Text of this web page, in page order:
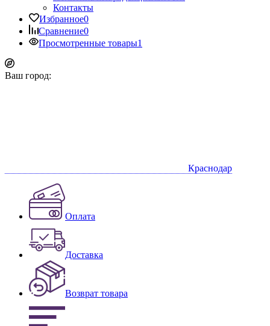
Контакты
Избранное0
Сравнение0
Просмотренные товары1
Ваш город:
Краснодар
Оплата
Доставка
Возврат товара